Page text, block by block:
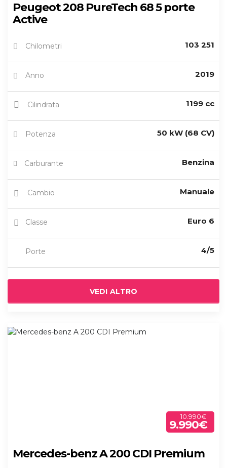
Peugeot 208 PureTech 68 5 porte
Active
Chilometri 103 251
Anno 2019
Cilindrata 1199 cc
Potenza 50 kW (68 CV)
Carburante Benzina
Cambio Manuale
Classe Euro 6
Porte 4/5
VEDI ALTRO
10.990€
9.990€
Mercedes-benz A 200 CDI Premium